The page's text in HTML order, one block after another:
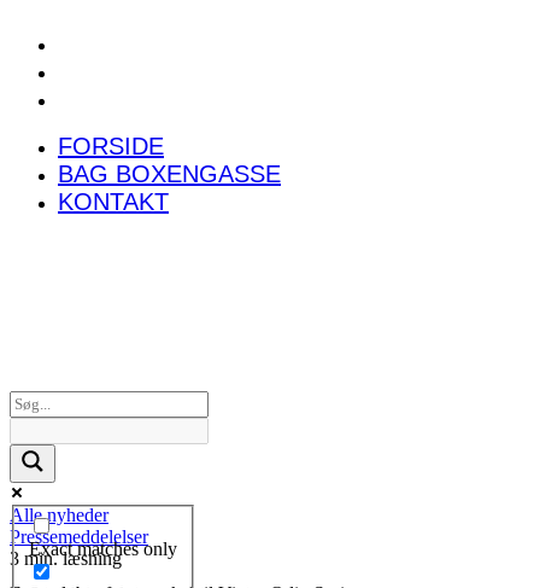
FORSIDE
BAG BOXENGASSE
KONTAKT
Exact matches only
Alle nyheder
Pressemeddelelser
3 min. læsning